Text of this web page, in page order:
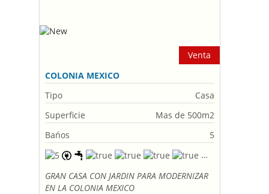
Venta
COLONIA MEXICO
Tipo
Casa
Superficie
Mas de 500m2
Bańos
5
GRAN CASA CON JARDIN PARA MODERNIZAR
EN LA COLONIA MEXICO